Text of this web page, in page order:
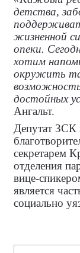
детства,
жизненной
опеки.
хотим
окружить
достойных
Ангальт.
Депутат ЗСК
секретарем
отделения
вице-
является
социально